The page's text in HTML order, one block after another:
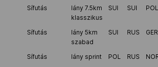
Sífutás
lány 7.5km
klasszikus
SUI SUI POL
Sífutás
lány 5km
szabad
SUI RUS GER
Sífutás lány sprint POL RUS